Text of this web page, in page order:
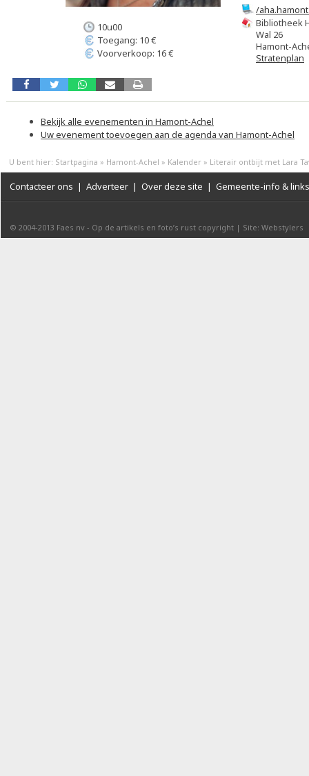
/
Bibliotheek
Wal 26
Hamont-
Stratenplan
10u00
Toegang: 10 €
Voorverkoop: 16 €
Bekijk alle evenementen in Hamont-Achel
Uw evenement toevoegen aan de agenda van Hamont-Achel
U bent hier: Startpagina » Hamont-Achel » Kalender » Literair ontbijt met Lara
Contacteer ons | Adverteer | Over deze site | Gemeente-info & links
© 2004-2013 Faes nv - Op de artikels en foto’s rust copyright | Site: Webstylers